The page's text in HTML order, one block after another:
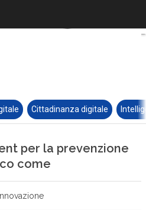
Cittadinanza digitale
per la prevenzione
come